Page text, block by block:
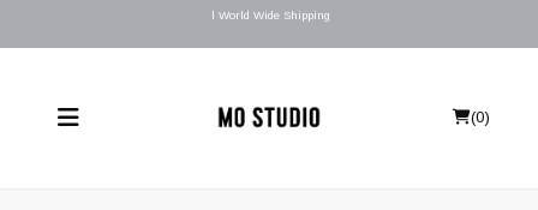
l World Wide Shipping
(0)